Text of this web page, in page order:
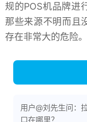
规的POS机品牌进
那些来源不明而且
存在非常大的危险。
用户@刘先生问：
口在哪里？